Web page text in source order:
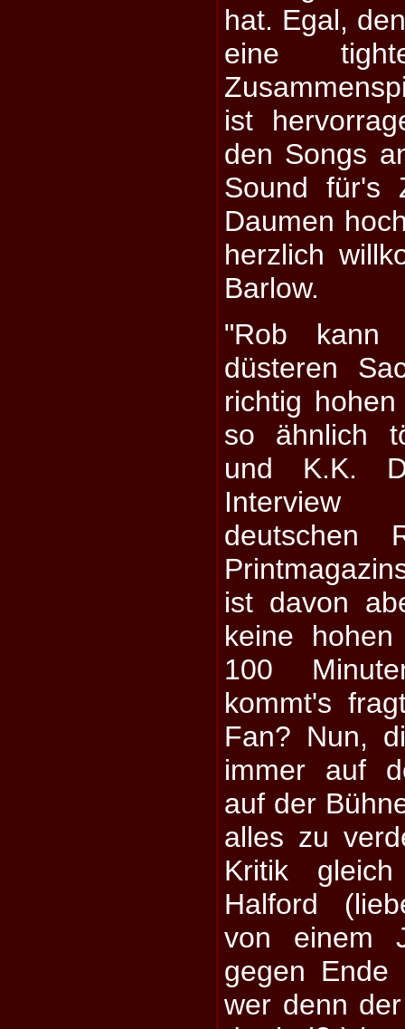
hat. Egal,
eine
ist
den Songs
Sound für's
Daumen
herzlich
Barlow.
"Rob kann
düsteren
richtig
so ähnlich
und K.K.
deutschen
ist davon
keine
100
kommt's
Fan? Nun,
immer auf
auf der
alles zu
Kritik
Halford
von einem
gegen Ende
wer denn